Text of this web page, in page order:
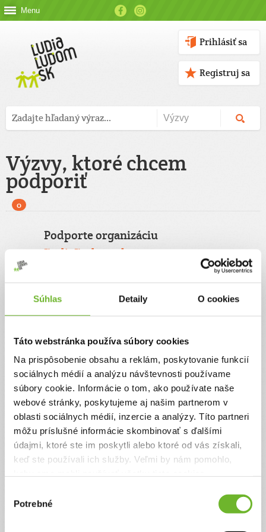
Súhlas Detaily O cookies
Táto webstránka používa súbory cookies
Na prispôsobenie obsahu a reklám, poskytovanie funkcií
sociálnych médií a analýzu návštevnosti používame
súbory cookie. Informácie o tom, ako používate naše
webové stránky, poskytujeme aj našim partnerom v
oblasti sociálnych médií, inzercie a analýzy. Títo partneri
môžu príslušné informácie skombinovať s ďalšími
údajmi, ktoré ste im poskytli alebo ktoré od vás získali,
keď ste používali ich služby. Veľmi by nám pomohlo,
súhlasu
Potrebné
Menu
Prihlásiť sa
Registruj sa
Výzvy, ktoré chcem
podporiť
0
Podporte organizáciu
ĽudiaĽudom.sk
Jednorazový Pravidelný
Celková suma
0 €
Zadajte svoje údaje
Už máte vytvorený svoj účet?Prihláste sa